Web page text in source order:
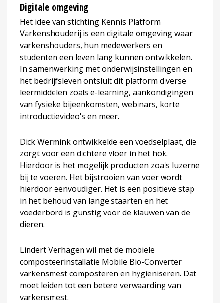
Digitale omgeving
Het idee van stichting Kennis Platform
Varkenshouderij is een digitale omgeving waar
varkenshouders, hun medewerkers en
studenten een leven lang kunnen ontwikkelen.
In samenwerking met onderwijsinstellingen en
het bedrijfsleven ontsluit dit platform diverse
leermiddelen zoals e-learning, aankondigingen
van fysieke bijeenkomsten, webinars, korte
introductievideo's en meer.
Dick Wermink ontwikkelde een voedselplaat, die
zorgt voor een dichtere vloer in het hok.
Hierdoor is het mogelijk producten zoals luzerne
bij te voeren. Het bijstrooien van voer wordt
hierdoor eenvoudiger. Het is een positieve stap
in het behoud van lange staarten en het
voederbord is gunstig voor de klauwen van de
dieren.
Lindert Verhagen wil met de mobiele
composteerinstallatie Mobile Bio-Converter
varkensmest composteren en hygiëniseren. Dat
moet leiden tot een betere verwaarding van
varkensmest.